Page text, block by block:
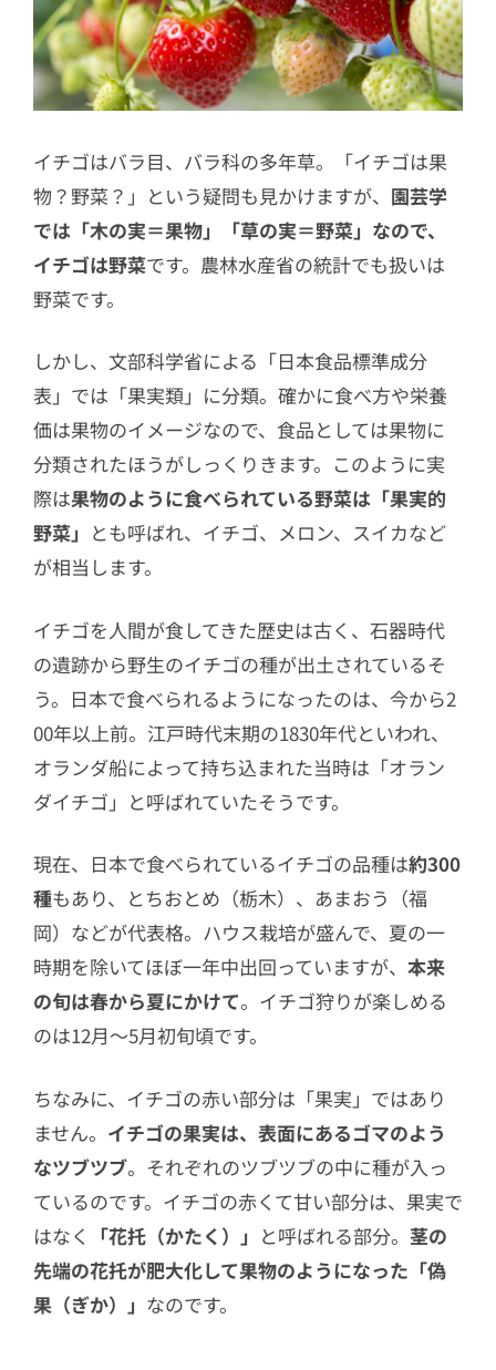
イチゴはバラ目、バラ科の多年草。「イチゴは果
物？野菜？」という疑問も見かけますが、 園芸学
では「木の実＝果物」「草の実＝野菜」なので、
イチゴは野菜です。農林水産省の統計でも扱いは
野菜です。
しかし、文部科学省による「日本食品標準成分
表」では「果実類」に分類。確かに食べ方や栄養
価は果物のイメージなので、食品としては果物に
分類されたほうがしっくりきます。このように実
際は果物のように食べられている野菜は「果実的
野菜」 とも呼ばれ、イチゴ、メロン、スイカなど
が相当します。
イチゴを人間が食してきた歴史は古く、石器時代
の遺跡から野生のイチゴの種が出土されているそ
う。日本で食べられるようになったのは、今から2
00年以上前。江戸時代末期の1830年代といわれ、
オランダ船によって持ち込まれた当時は「オラン
ダイチゴ」と呼ばれていたそうです。
現在、日本で食べられているイチゴの品種は約300
種もあり、とちおとめ（栃木）、あまおう（福
岡）などが代表格。ハウス栽培が盛んで、夏の一
時期を除いてほぼ一年中出回っていますが、 本来
の旬は春から夏にかけて。イチゴ狩りが楽しめる
のは12月〜5月初旬頃です。
ちなみに、イチゴの赤い部分は「果実」ではあり
ません。 イチゴの果実は、表面にあるゴマのよう
なツブツブ。それぞれのツブツブの中に種が入っ
ているのです。イチゴの赤くて甘い部分は、果実で
はなく
「花托（かたく）」 と呼ばれる部分。 茎の
先端の花托が肥大化して果物のようになった「偽
果（ぎか）」 なのです。